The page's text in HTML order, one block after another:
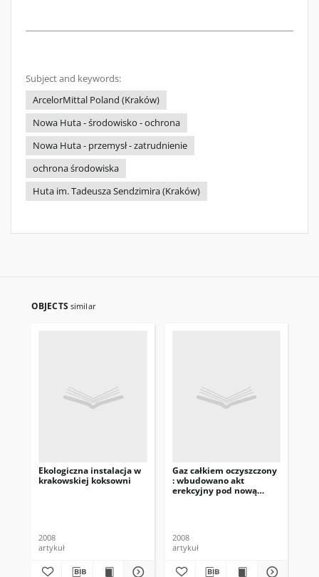
Subject and keywords:
ArcelorMittal Poland (Kraków)
Nowa Huta - środowisko - ochrona
Nowa Huta - przemysł - zatrudnienie
ochrona środowiska
Huta im. Tadeusza Sendzimira (Kraków)
OBJECTS similar
Ekologiczna instalacja w
krakowskiej koksowni
2008
artykuł
Gaz całkiem oczyszczony
: wbudowano akt
erekcyjny pod nową
2008
artykuł